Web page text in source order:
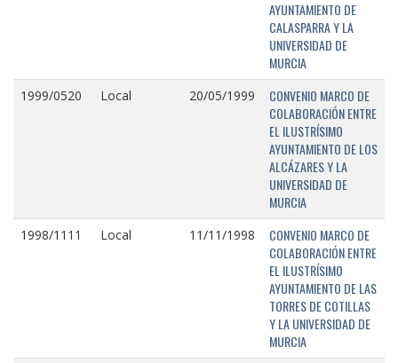
AYUNTAMIENTO DE
CALASPARRA Y LA
UNIVERSIDAD DE
MURCIA
1999/0520 Local 20/05/1999
CONVENIO MARCO DE
COLABORACIÓN ENTRE
EL ILUSTRÍSIMO
AYUNTAMIENTO DE LOS
ALCÁZARES Y LA
UNIVERSIDAD DE
MURCIA
1998/1111 Local 11/11/1998
CONVENIO MARCO DE
COLABORACIÓN ENTRE
EL ILUSTRÍSIMO
AYUNTAMIENTO DE LAS
TORRES DE COTILLAS
Y LA UNIVERSIDAD DE
MURCIA